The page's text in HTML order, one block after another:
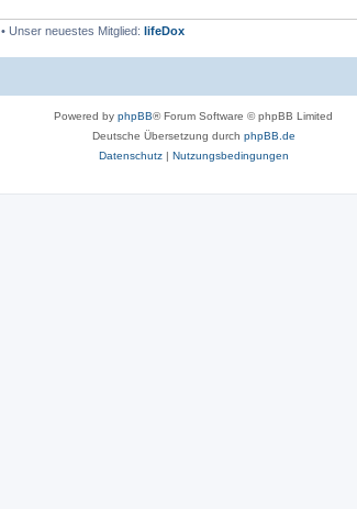
• Unser neuestes Mitglied: lifeDox
Powered by phpBB® Forum Software © phpBB Limited
Deutsche Übersetzung durch phpBB.de
Datenschutz| Nutzungsbedingungen